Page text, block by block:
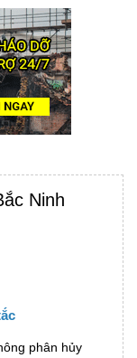
Ninh
phân hủy